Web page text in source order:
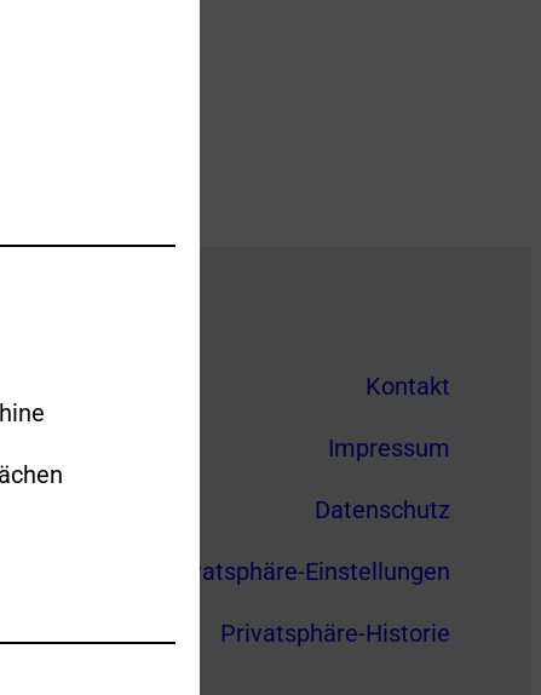
Kontakt
Impressum
Datenschutz
Privatsphäre-Einstellungen
Privatsphäre-Historie